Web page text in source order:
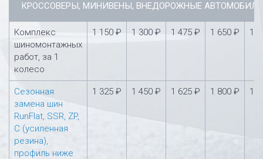
КРОССОВЕРЫ, МИНИВЕНЫ, ВНЕДОРОЖНЫЕ АВТОМОБИЛИ
Комплекс
шиномонтажных
работ, за 1
колесо
1 150 ₽ 1 300 ₽ 1 475 ₽ 1 650 ₽ 1
Сезонная
замена шин
RunFlat, SSR, ZP,
С (усиленная
резина),
профиль ниже
1 325 ₽ 1 450 ₽ 1 625 ₽ 1 800 ₽ 1